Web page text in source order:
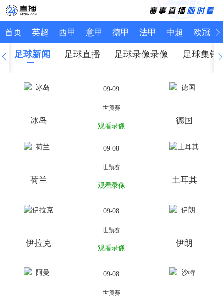
首页 英超 西甲 意甲 德甲 法甲 中超 欧冠
足球新闻 足球直播 足球录像录像 足球集锦
冰岛
09-09
世预赛
观看录像
德国
荷兰
09-08
世预赛
观看录像
土耳其
伊拉克
09-08
世预赛
观看录像
伊朗
09-08
世预赛